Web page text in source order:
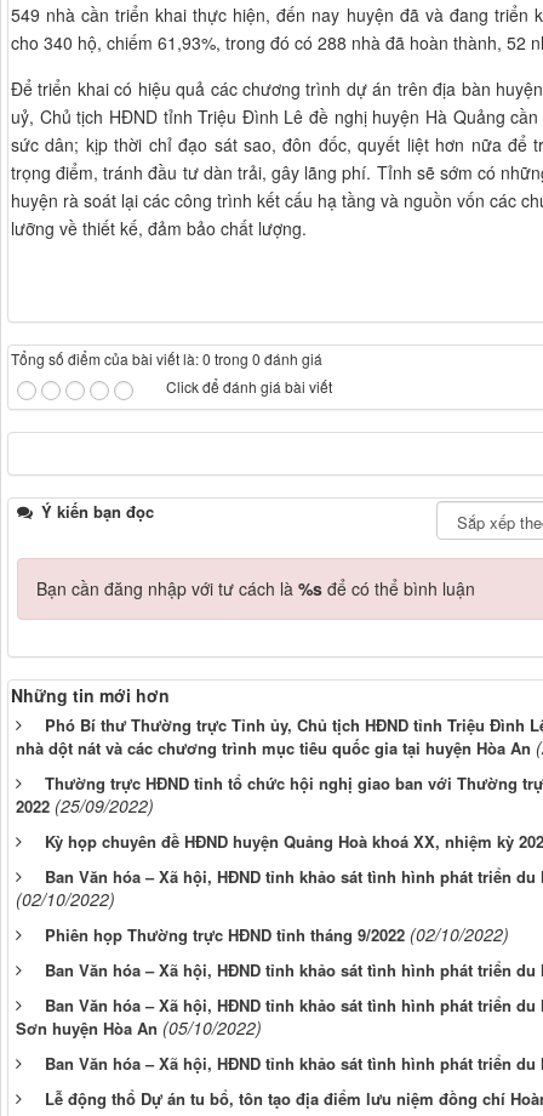
549 nhà cần triển khai thực hiện, đến nay huyện đã và đang triển
cho 340 hộ, chiếm 61,93%, trong đó có 288 nhà đã hoàn thành, 52
Để triển khai có hiệu quả các chương trình dự án trên địa bàn
uỷ, Chủ tịch HĐND tỉnh Triệu Đình Lê đề nghị huyện Hà Quảng
sức dân; kịp thời chỉ đạo sát sao, đôn đốc, quyết liệt hơn nữa để
trọng điểm, tránh đầu tư dàn trải, gây lãng phí. Tỉnh sẽ sớm có
huyện rà soát lại các công trình kết cấu hạ tầng và nguồn vốn các
lưỡng về thiết kế, đảm bảo chất lượng.
Tổng số điểm của bài viết là: 0 trong 0 đánh giá
Click để đánh giá bài viết
Ý kiến bạn đọc
Bạn cần đăng nhập với tư cách là %s để có thể bình luận
Những tin mới hơn
Phó Bí thư Thường trực Tỉnh ủy, Chủ tịch HĐND tỉnh Triệu Đình
nhà dột nát và các chương trình mục tiêu quốc gia tại huyện Hòa An
Thường trực HĐND tỉnh tổ chức hội nghị giao ban với Thường
2022 (25/09/2022)
Kỳ họp chuyên đề HĐND huyện Quảng Hoà khoá XX, nhiệm kỳ
Ban Văn hóa – Xã hội, HĐND tỉnh khảo sát tình hình phát triển
(02/10/2022)
Phiên họp Thường trực HĐND tỉnh tháng 9/2022 (02/10/2022)
Ban Văn hóa – Xã hội, HĐND tỉnh khảo sát tình hình phát triển
Ban Văn hóa – Xã hội, HĐND tỉnh khảo sát tình hình phát triển
Sơn huyện Hòa An (05/10/2022)
Ban Văn hóa – Xã hội, HĐND tỉnh khảo sát tình hình phát triển
Lễ động thổ Dự án tu bổ, tôn tạo địa điểm lưu niệm đồng chí